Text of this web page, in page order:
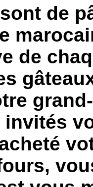
de
de
invités